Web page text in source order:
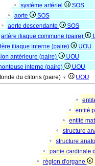
système artériel
SOS
aorte
SOS
aorte descendante
SOS
artère iliaque commune (paire)
iliaque interne (paire)
UOU
antérieure (paire)
UOU
interne (paire)
UOU
du clitoris (paire) ♀ UOU
entité
entité
structure
structure
partie cardinale
région d'organe